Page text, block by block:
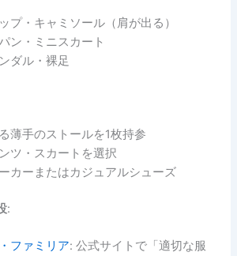
プ・キャミソール（肩が出る）
ン・ミニスカート
ダル・裸足
薄手のストールを1枚持参
ツ・スカートを選択
カーまたはカジュアルシューズ
:
ファミリア: 公式サイトで「適切な服